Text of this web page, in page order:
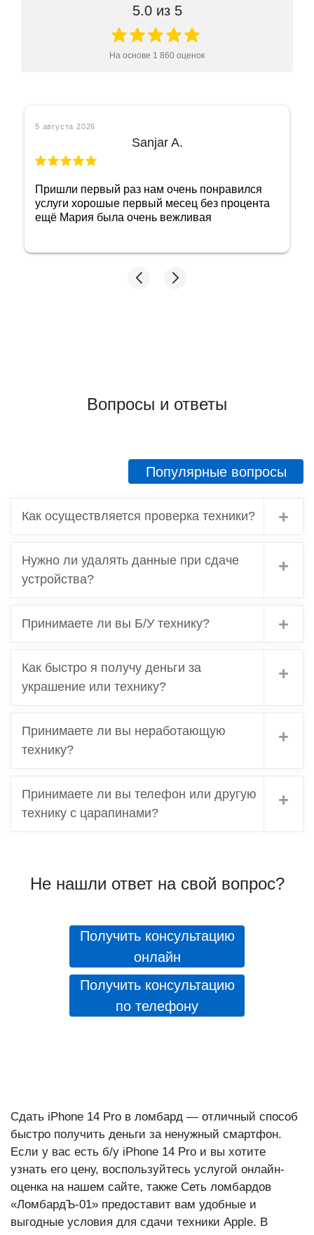
5.0из 5
На основе 1 860 оценок
5 августа 2026
Ольга Б
Отличный ломбард! Как же в нем себя
чувствуешь спокойно, понимая, что имеешь
дело с порядочными людьми! Огромное
переживать, как бы не нарваться на какую
нибудь нечестность с оценкой! Мне довелось
Вопросы и ответы
Популярные вопросы
Нужно ли удалять данные при сдаче
Как быстро я получу деньги за
Принимаете ли вы неработающую
Принимаете ли вы телефон или другую
Не нашли ответ на свой вопрос?
Получить консультацию
онлайн
Получить консультацию
по телефону
Сдать iPhone 14 Pro в ломбард — отличный способ
быстро получить деньги за ненужный смартфон.
Если у вас есть б/у iPhone 14 Pro и вы хотите
узнать его цену, воспользуйтесь услугой онлайн-
оценка на нашем сайте, также Сеть ломбардов
«ЛомбардЪ-01» предоставит вам удобные и